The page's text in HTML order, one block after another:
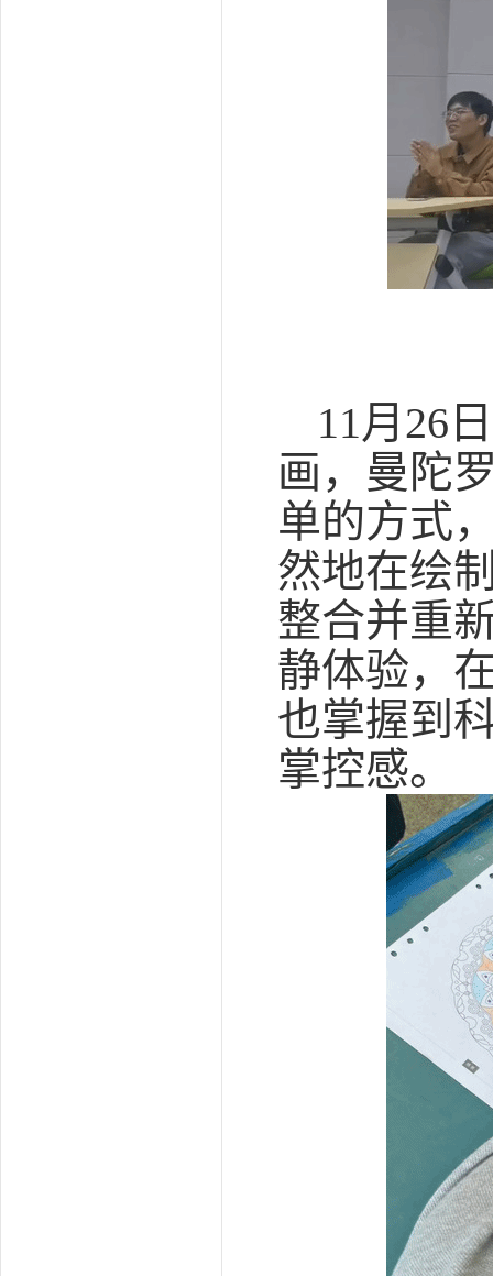
11月26
画，曼陀
单的方式
然地在绘
整合并重
静体验，
也掌握到
掌控感。